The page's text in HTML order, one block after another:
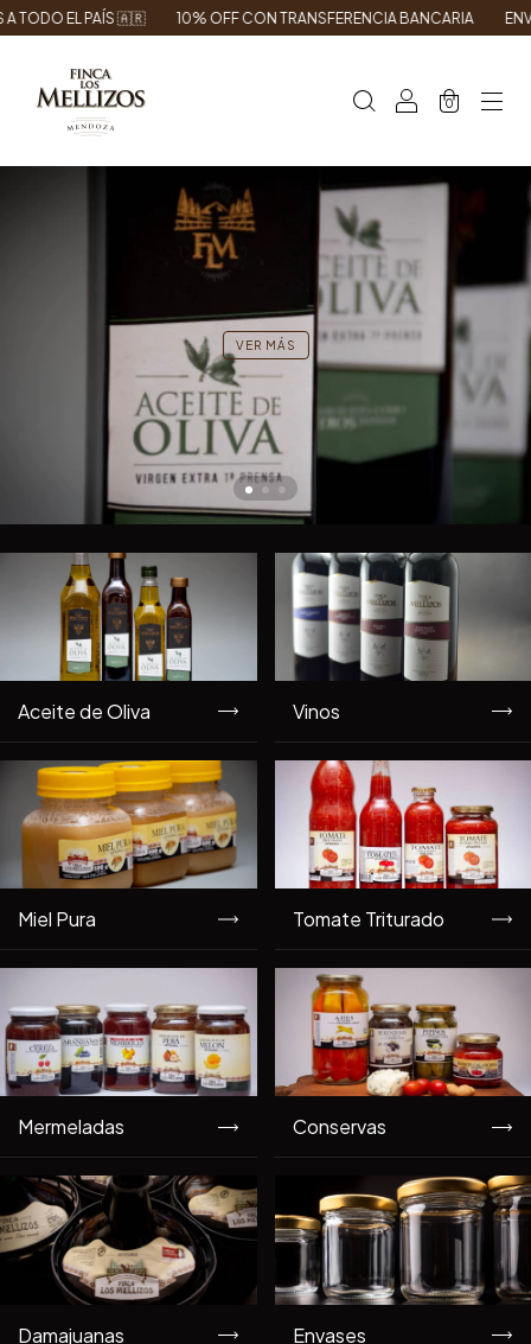
OFF CON TRANSFERENCIA BANCARIA ENVÍO GRATIS EN CABA/
0
VER MÁS
Aceite de Oliva Vinos
Miel Pura Tomate Triturado
Mermeladas Conservas
Damajuanas Envases